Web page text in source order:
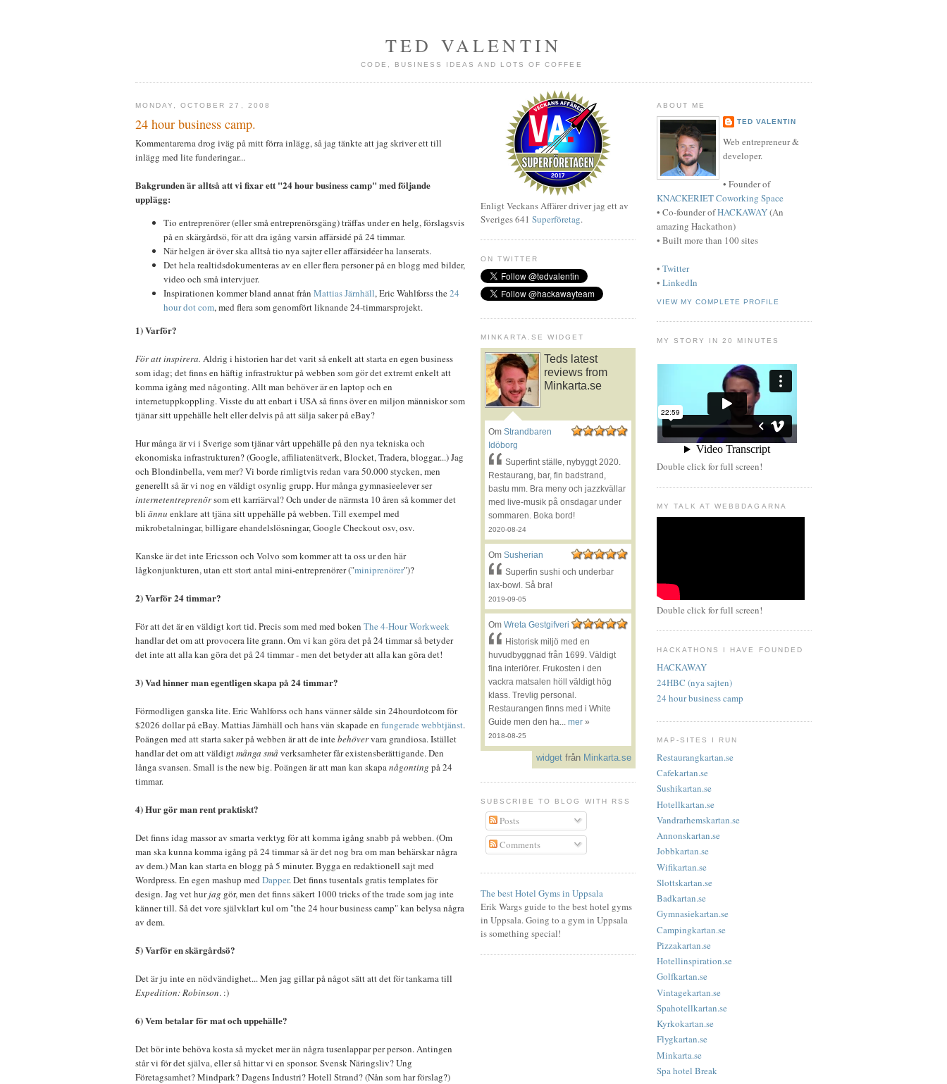
TED VALENTIN
CODE, BUSINESS IDEAS AND LOTS OF COFFEE
MONDAY, OCTOBER 27, 2008
24 hour business camp.
Kommentarerna drog iväg på mitt förra inlägg, så jag tänkte att jag skriver ett till
inlägg med lite funderingar...
Bakgrunden är alltså att vi fixar ett "24 hour business camp" med följande
upplägg:
Tio entreprenörer (eller små entreprenörsgäng) träffas under en helg, förslagsvis
på en skärgårdsö, för att dra igång varsin affärsidé på 24 timmar.
När helgen är över ska alltså tio nya sajter eller affärsidéer ha lanserats.
Det hela realtidsdokumenteras av en eller flera personer på en blogg med bilder,
video och små intervjuer.
Inspirationen kommer bland annat från Mattias Järnhäll, Eric Wahlforss the24
hour dot com, med flera som genomfört liknande 24-timmarsprojekt.
1) Varför?
För att inspirera. Aldrig i historien har det varit så enkelt att starta en egen business
som idag; det finns en häftig infrastruktur på webben som gör det extremt enkelt att
komma igång med någonting. Allt man behöver är en laptop och en
internetuppkoppling. Visste du att enbart i USA så finns över en miljon människor som
tjänar sitt uppehälle helt eller delvis på att sälja saker på eBay?
Hur många är vi i Sverige som tjänar vårt uppehälle på den nya tekniska och
ekonomiska infrastrukturen? (Google, affiliatenätverk, Blocket, Tradera, bloggar...) Jag
och Blondinbella, vem mer? Vi borde rimligtvis redan vara 50.000 stycken, men
generellt så är vi nog en väldigt osynlig grupp. Hur många gymnasieelever ser
internetentreprenörsom ett karriärval? Och under de närmsta 10 åren så kommer det
bli ännu enklare att tjäna sitt uppehälle på webben. Till exempel med
mikrobetalningar, billigare ehandelslösningar, Google Checkout osv, osv.
Kanske är det inte Ericsson och Volvo som kommer att ta oss ur den här
lågkonjunkturen, utan ett stort antal mini-entreprenörer ("miniprenörer")?
2) Varför 24 timmar?
För att det är en väldigt kort tid. Precis som med med boken The 4-Hour Workweek
handlar det om att provocera lite grann. Om vi kan göra det på 24 timmar så betyder
det inte att alla kan göra det på 24 timmar - men det betyder att alla kan göra det!
3) Vad hinner man egentligen skapa på 24 timmar?
Förmodligen ganska lite. Eric Wahlforss och hans vänner sålde sin 24hourdotcom för
$2026 dollar på eBay. Mattias Järnhäll och hans vän skapade en fungerade webbtjänst.
Poängen med att starta saker på webben är att de intebehövervara grandiosa. Istället
handlar det om att väldigtmånga små verksamheter får existensberättigande. Den
långa svansen. Small is the new big. Poängen är att man kan skapanågonting på 24
timmar.
4) Hur gör man rent praktiskt?
Det finns idag massor av smarta verktyg för att komma igång snabb på webben. (Om
man ska kunna komma igång på 24 timmar så är det nog bra om man behärskar några
av dem.) Man kan starta en blogg på 5 minuter. Bygga en redaktionell sajt med
Wordpress. En egen mashup med Dapper. Det finns tusentals gratis templates för
design. Jag vet hurjag gör, men det finns säkert 1000 tricks of the trade som jag inte
känner till. Så det vore självklart kul om "the 24 hour business camp" kan belysa några
av dem.
5) Varför en skärgårdsö?
Det är ju inte en nödvändighet... Men jag gillar på något sätt att det för tankarna till
Expedition: Robinson. :)
6) Vem betalar för mat och uppehälle?
Det bör inte behöva kosta så mycket mer än några tusenlappar per person. Antingen
står vi för det själva, eller så hittar vi en sponsor. Svensk Näringsliv? Ung
Företagsamhet? Mindpark? Dagens Industri? Hotell Strand? (Nån som har förslag?)
ABOUT ME
TED VALENTIN
Web entrepreneur &
developer.
• Founder of
KNACKERIET Coworking Space
• Co-founder ofHACKAWAY(An
amazing Hackathon)
• Built more than 100 sites
• Twitter
• LinkedIn
VIEW MY COMPLETE PROFILE
MY STORY IN 20 MINUTES
Double click for full screen!
MY TALK AT WEBBDAGARNA
Double click for full screen!
HACKATHONS I HAVE FOUNDED
HACKAWAY
24HBC (nya sajten)
24 hour business camp
MAP-SITES I RUN
Restaurangkartan.se
Cafekartan.se
Sushikartan.se
Hotellkartan.se
Vandrarhemskartan.se
Annonskartan.se
Jobbkartan.se
Wifikartan.se
Slottskartan.se
Badkartan.se
Gymnasiekartan.se
Campingkartan.se
Pizzakartan.se
Hotellinspiration.se
Golfkartan.se
Vintagekartan.se
Spahotellkartan.se
Kyrkokartan.se
Flygkartan.se
Minkarta.se
Spa hotel Break
Enligt Veckans Affärer driver jag ett av
Sveriges 641 Superföretag.
ON TWITTER
MINKARTA.SE WIDGET
Teds latest
reviews from
Minkarta.se
Om Strandbaren
Idöborg
Superfint ställe, nybyggt 2020.
Restaurang, bar, fin badstrand,
bastu mm. Bra meny och jazzkvällar
med live-musik på onsdagar under
sommaren. Boka bord!
2020-08-24
Om Susherian
Superfin sushi och underbar
lax-bowl. Så bra!
2019-09-05
Om Wreta Gestgifveri
Historisk miljö med en
huvudbyggnad från 1699. Väldigt
fina interiörer. Frukosten i den
vackra matsalen höll väldigt hög
klass. Trevlig personal.
Restaurangen finns med i White
Guide men den ha... mer »
2018-08-25
widget från Minkarta.se
SUBSCRIBE TO BLOG WITH RSS
Posts
Comments
The best Hotel Gyms in Uppsala
Erik Wargs guide to the best hotel gyms
in Uppsala. Going to a gym in Uppsala
is something special!